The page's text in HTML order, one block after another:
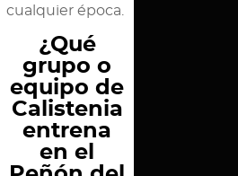
cualquier época.
¿Qué
grupo o
equipo de
Calistenia
entrena
en el